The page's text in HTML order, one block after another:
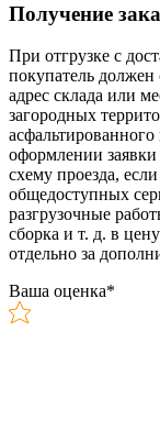
Получение
При отгрузке с
покупатель
адрес склада или
загородных
оформлении
схему проезда,
общедоступных
разгрузочные
сборка и т. д. в
отдельно за
Ваша оценка*